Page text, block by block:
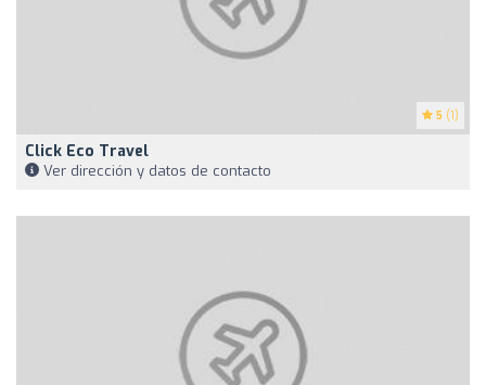
5 (1)
Click Eco Travel
Ver dirección y datos de contacto